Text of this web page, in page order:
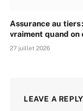
Assurance au
vraiment quand on
27 juillet 2026
LEAVE A REPLY